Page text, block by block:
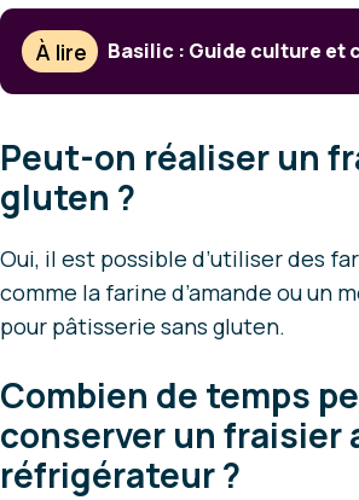
À lire Basilic : Guide culture et
Peut-on réaliser un
gluten ?
Oui, il est possible d’utiliser des
comme la farine d’amande ou un
pour pâtisserie sans gluten.
Combien de temps
conserver un fraisier
réfrigérateur ?